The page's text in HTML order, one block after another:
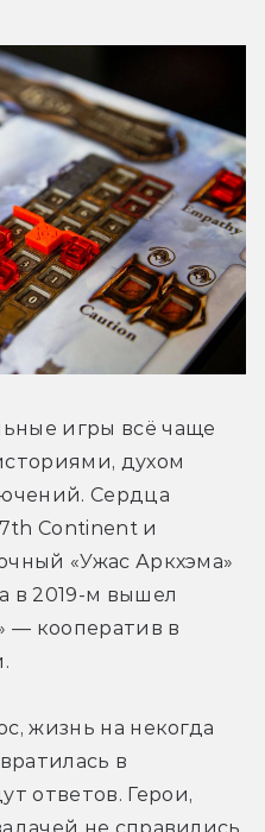
игры всё чаще
духом
Сердца
Continent и
«Ужас Аркхэма»
в 2019-м вышел
— кооператив в
жизнь на некогда
в
ответов. Герои,